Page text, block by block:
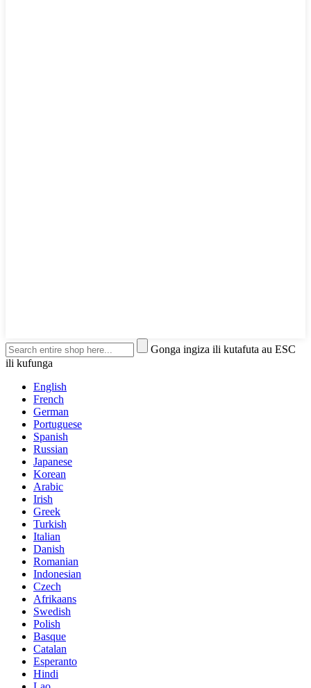
Gonga ingiza ili kutafuta au ESC
ili kufunga
English
French
German
Portuguese
Spanish
Russian
Japanese
Korean
Arabic
Irish
Greek
Turkish
Italian
Danish
Romanian
Indonesian
Czech
Afrikaans
Swedish
Polish
Basque
Catalan
Esperanto
Hindi